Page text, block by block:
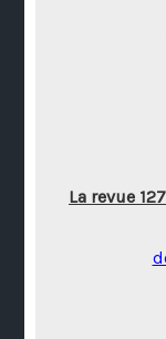
La revue 127